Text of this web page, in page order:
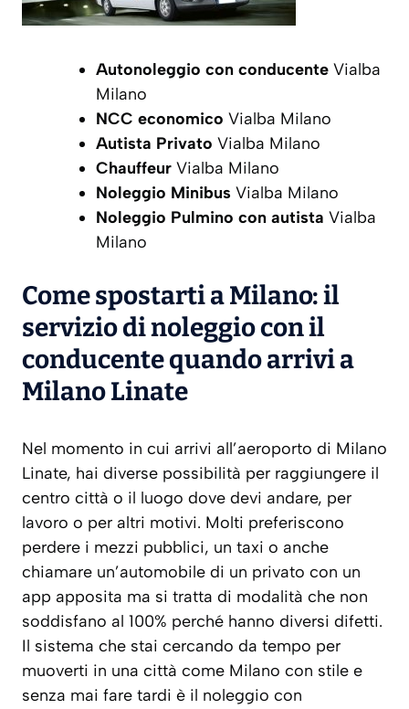
Autonoleggio con conducente Vialba
Milano
NCC economico Vialba Milano
Autista Privato Vialba Milano
Chauffeur Vialba Milano
Noleggio Minibus Vialba Milano
Noleggio Pulmino con autista Vialba
Milano
Come spostarti a Milano: il
servizio di noleggio con il
conducente quando arrivi a
Milano Linate
Nel momento in cui arrivi all’aeroporto di Milano
Linate, hai diverse possibilità per raggiungere il
centro città o il luogo dove devi andare, per
lavoro o per altri motivi. Molti preferiscono
perdere i mezzi pubblici, un taxi o anche
chiamare un’automobile di un privato con un
app apposita ma si tratta di modalità che non
soddisfano al 100% perché hanno diversi difetti.
Il sistema che stai cercando da tempo per
muoverti in una città come Milano con stile e
senza mai fare tardi è il noleggio con